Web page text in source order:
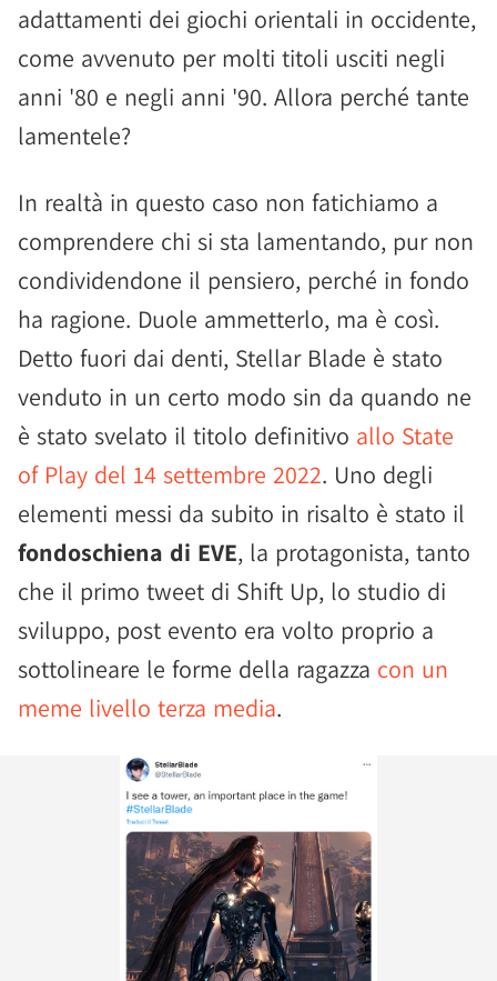
adattamenti dei giochi orientali in occidente,
come avvenuto per molti titoli usciti negli
anni '80 e negli anni '90. Allora perché tante
lamentele?
In realtà in questo caso non fatichiamo a
comprendere chi si sta lamentando, pur non
condividendone il pensiero, perché in fondo
ha ragione. Duole ammetterlo, ma è così.
Detto fuori dai denti, Stellar Blade è stato
venduto in un certo modo sin da quando ne
è stato svelato il titolo definitivo allo State
of Play del 14 settembre 2022. Uno degli
elementi messi da subito in risalto è stato il
fondoschiena di EVE, la protagonista, tanto
che il primo tweet di Shift Up, lo studio di
sviluppo, post evento era volto proprio a
sottolineare le forme della ragazza con un
meme livello terza media.